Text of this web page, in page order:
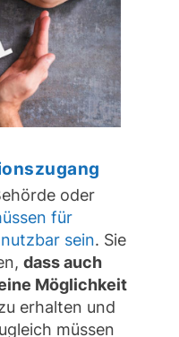
oder
für
sein. Sie
dass auch
Möglichkeit
erhalten und
müssen